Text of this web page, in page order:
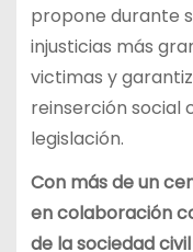
propone durante
injusticias más
victimas y
reinserción social
legislación.
Con más de un
en colaboración
de la sociedad